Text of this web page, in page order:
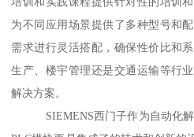
为不同应用场景提供了多种型号和
需求进行灵活搭配，确保性价比和
生产、楼宇管理还是交通运输等行
解决方案。
SIEMENS西门子作为自动化解